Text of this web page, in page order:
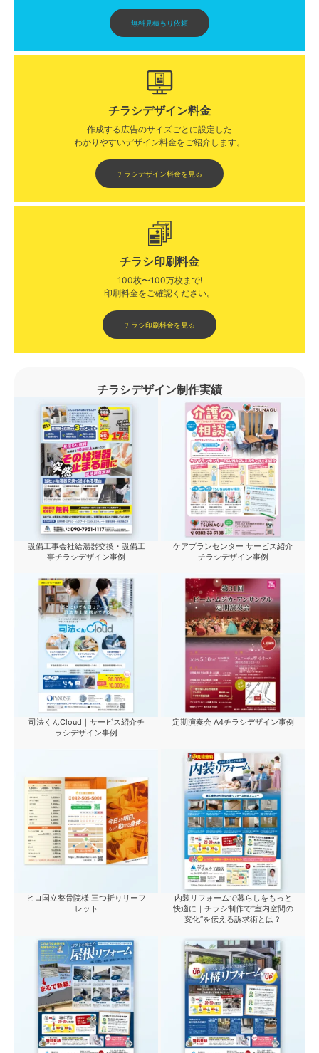
無料見積もり依頼
チラシデザイン料金
作成する広告のサイズごとに設定した
わかりやすいデザイン料金をご紹介します。​​
チラシデザイン料金を見る
チラシ印刷料金
100枚〜100万枚まで!
印刷料金をご確認ください。​
チラシ印刷料金を見る
チラシデザイン制作実績
設備工事会社給湯器交換・設備工
事チラシデザイン事例
ケアプランセンター サービス紹介
チラシデザイン事例
司法くんCloud｜サービス紹介チ
ラシデザイン事例
定期演奏会 A4チラシデザイン事例
ヒロ国立整骨院様 三つ折りリーフ
レット
内装リフォームで暮らしをもっと
快適に｜チラシ制作で“室内空間の
変化”を伝える訴求術とは？